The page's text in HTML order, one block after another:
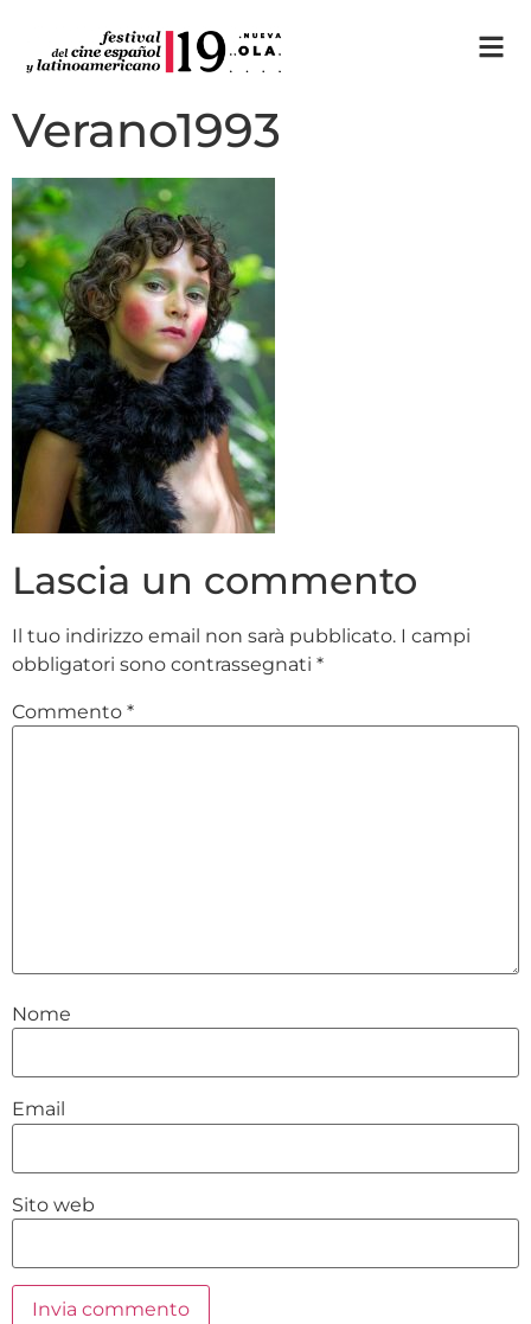
Verano1993
Lascia un commento
Il tuo indirizzo email non sarà pubblicato. I campi
obbligatori sono contrassegnati *
Commento *
Nome
Email
Sito web